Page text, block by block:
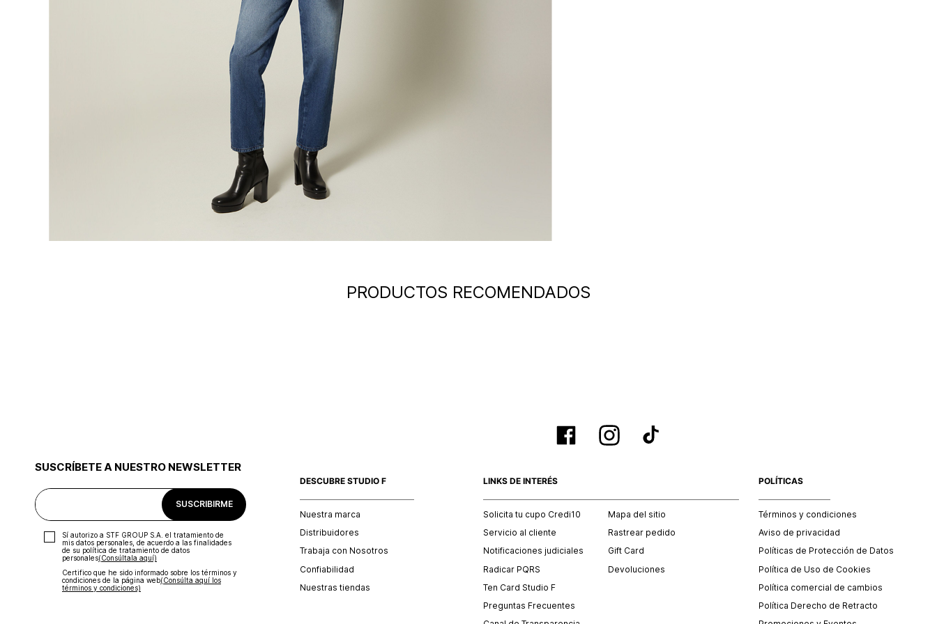
PRODUCTOS RECOMENDADOS
SUSCRÍBETE A NUESTRO NEWSLETTER
SUSCRIBIRME
Sí autorizo a STF GROUP S.A. el tratamiento de
mis datos personales, de acuerdo a las finalidades
de su política de tratamiento de datos
personales‎(Consúltala aquí)
Certifico que he sido informado sobre los términos y
condiciones de la página web‎(Consúlta aquí los
términos y condiciones)
DESCUBRE STUDIO F
Nuestra marca
Distribuidores
Trabaja con Nosotros
Confiabilidad
Nuestras tiendas
LINKS DE INTERÉS
Solicita tu cupo Credi10
Servicio al cliente
Notificaciones judiciales
Radicar PQRS
Ten Card Studio F
Preguntas Frecuentes
Mapa del sitio
Rastrear pedido
Gift Card
Devoluciones
POLÍTICAS
Términos y condiciones
Aviso de privacidad
Políticas de Protección de Datos
Política de Uso de Cookies
Política comercial de cambios
Política Derecho de Retracto